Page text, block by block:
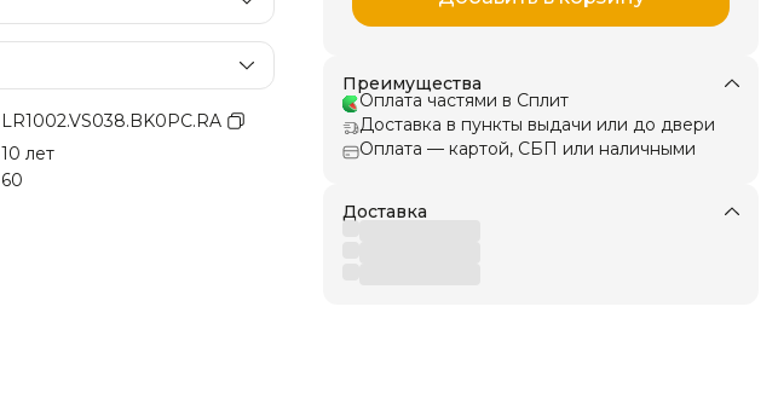
LR1002.VS038.BK0PC.RA
10 лет
60
Преимущества
Оплата частями в Сплит
Доставка в пункты выдачи или до двери
Оплата — картой, СБП или наличными
Доставка